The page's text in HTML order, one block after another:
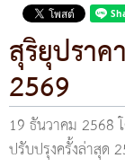
สุริยุปรา
2569
19 ธันวาคม 2568
ปรับปรุงครั้งล่าสุด